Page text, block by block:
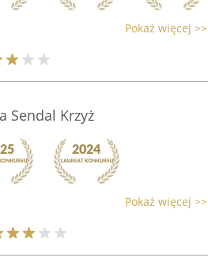
Pokaż więcej >>
Sendal Krzyż
Pokaż więcej >>